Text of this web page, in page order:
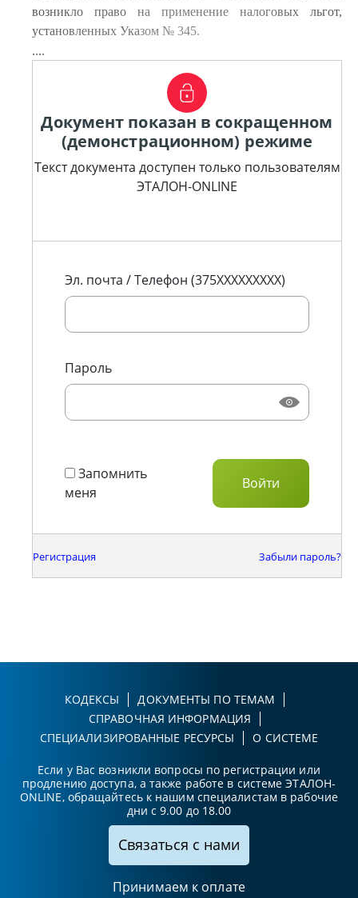
возникло право на применение налоговых льгот,
установленных Указом № 345.
....
Документ показан в сокращенном
(демонстрационном) режиме
Текст документа доступен только пользователям
ЭТАЛОН-ONLINE
Эл. почта / Телефон (375XXXXXXXXX)
Пароль
Запомнить
меня
Регистрация Забыли пароль?
КОДЕКСЫ
ДОКУМЕНТЫ ПО ТЕМАМ
СПРАВОЧНАЯ ИНФОРМАЦИЯ
СПЕЦИАЛИЗИРОВАННЫЕ РЕСУРСЫ
О СИСТЕМЕ
Если у Вас возникли вопросы по регистрации или
продлению доступа, а также работе в системе ЭТАЛОН-
ONLINE, обращайтесь к нашим специалистам в рабочие
дни с 9.00 до 18.00
Связаться с нами
Принимаем к оплате